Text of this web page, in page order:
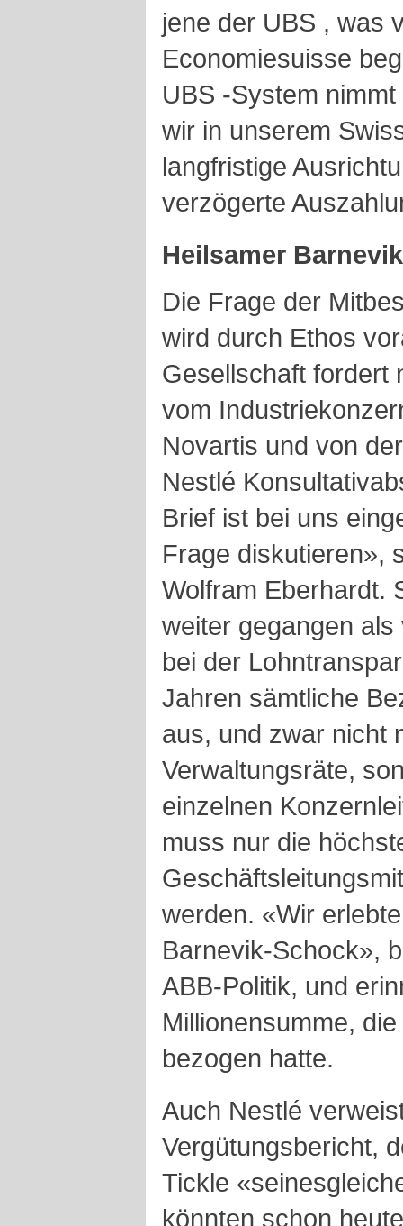
jene der UBS , was
Economiesuisse
UBS -System
wir in unserem
langfristige
verzögerte
Heilsamer
Die Frage der
wird durch Ethos
Gesellschaft fordert
vom
Novartis und von
Nestlé
Brief ist bei uns
Frage diskutieren»,
Wolfram Eberhardt.
weiter gegangen
bei der
Jahren sämtliche
aus, und zwar nicht
Verwaltungsräte,
einzelnen
muss nur die
werden. «Wir
Barnevik-Schock»,
ABB-Politik, und
Millionensumme,
bezogen hatte.
Auch Nestlé
Vergütungsbericht,
Tickle
könnten schon